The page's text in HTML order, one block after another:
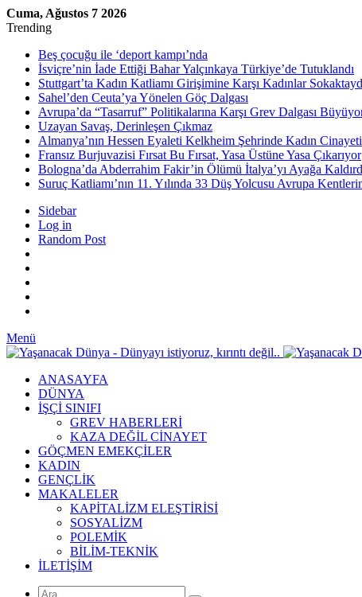
Cuma, Ağustos 7 2026
Trending
Beş çocuğu ile ‘deport kampı’nda
İsviçre’nin İade Ettiği Bahar Yalçınkaya Türkiye’de Tutuklandı
Stuttgart’ta Kadın Katliamı Girişimine Karşı Kadınlar
Sahel’den Ceuta’ya Yönelen Göç Dalgası
Avrupa’da “Tasarruf” Politikalarına Karşı Grev Dalgası
Uzayan Savaş, Derinleşen Çıkmaz
Almanya’nın Hessen Eyaleti Kelkheim Şehrinde Kadın Cinayeti
Fransız Burjuvazisi Fırsat Bu Fırsat, Yasa Üstüne Yasa Çıkarıyor
Bologna’da Abderrahim Fakir’in Ölümü İtalya’yı Ayağa
Suruç Katliamı’nın 11. Yılında 33 Düş Yolcusu Avrupa
Sidebar
Log in
Random Post
Menü
ANASAYFA
DÜNYA
İŞÇİ SINIFI
GREV HABERLERİ
KAZA DEĞİL CİNAYET
GÖÇMEN EMEKÇİLER
KADIN
GENÇLİK
MAKALELER
KAPİTALİZM ELEŞTİRİSİ
SOSYALİZM
POLEMİK
BİLİM-TEKNİK
ILETIŞIM